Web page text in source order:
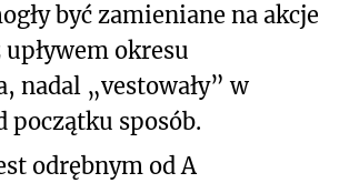
być zamieniane na akcje
okresu
nadal „vestowały” w
początku sposób.
odrębnym od A